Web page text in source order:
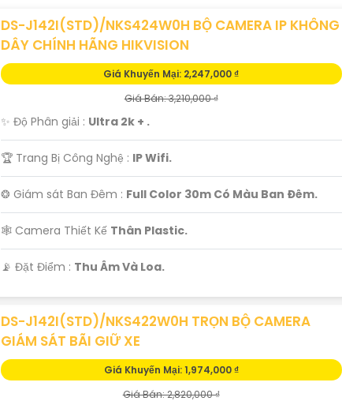
DS-J142I(STD)/NKS424W0H BỘ CAMERA IP KHÔNG
DÂY CHÍNH HÃNG HIKVISION
Giá Khuyến Mại: 2,247,000 ₫
Giá Bán: 3,210,000 ₫
✨ Độ Phân giải : Ultra 2k + .
🏆 Trang Bị Công Nghệ : IP Wifi.
❂ Giám sát Ban Đêm : Full Color 30m Có Màu Ban Ðêm.
🕸️ Camera Thiết Kế Thân Plastic.
️📡 Đặt Điểm : Thu Âm Và Loa.
DS-J142I(STD)/NKS422W0H TRỌN BỘ CAMERA
GIÁM SÁT BÃI GIỮ XE
Giá Khuyến Mại: 1,974,000 ₫
Giá Bán: 2,820,000 ₫